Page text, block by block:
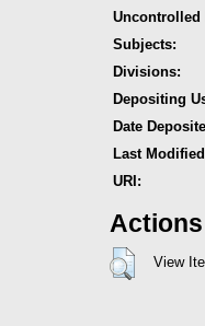
Uncontrolled
Subjects:
Divisions:
Depositing
Date
Last
URI:
View